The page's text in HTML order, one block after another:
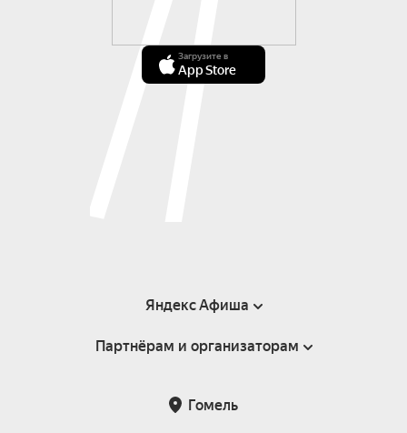
Загрузите в
App Store
Яндекс Афиша
Справка
Партнёрам и организаторам
Гомель